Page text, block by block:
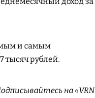
и самым
тысяч рублей.
на «VRN